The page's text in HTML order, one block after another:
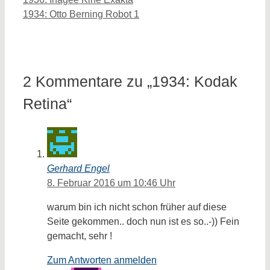
1934: Otto Berning Robot 1
2 Kommentare zu „1934: Kodak
Retina“
Gerhard Engel
8. Februar 2016 um 10:46 Uhr
warum bin ich nicht schon früher auf diese
Seite gekommen.. doch nun ist es so..-)) Fein
gemacht, sehr !
Zum Antworten anmelden